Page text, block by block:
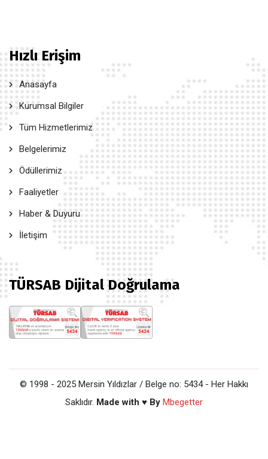
Hızlı Erişim
Anasayfa
Kurumsal Bilgiler
Tüm Hizmetlerimiz
Belgelerimiz
Ödüllerimiz
Faaliyetler
Haber & Duyuru
İletişim
TÜRSAB Dijital Doğrulama
© 1998 - 2025 Mersin Yıldızlar / Belge no: 5434 - Her Hakkı
Saklıdır. Made with ♥ By Mbegetter